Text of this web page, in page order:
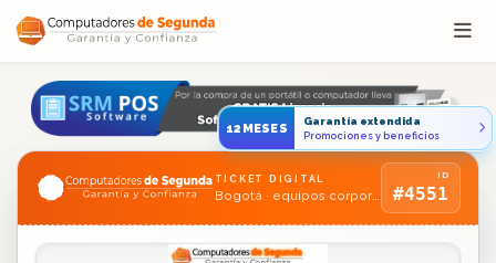
Saltar al contenido
TICKET DIGITAL
Bogotá · equipos corporativos usados
ID
#4551
12MESES
Garantía extendida
Promociones y beneficios